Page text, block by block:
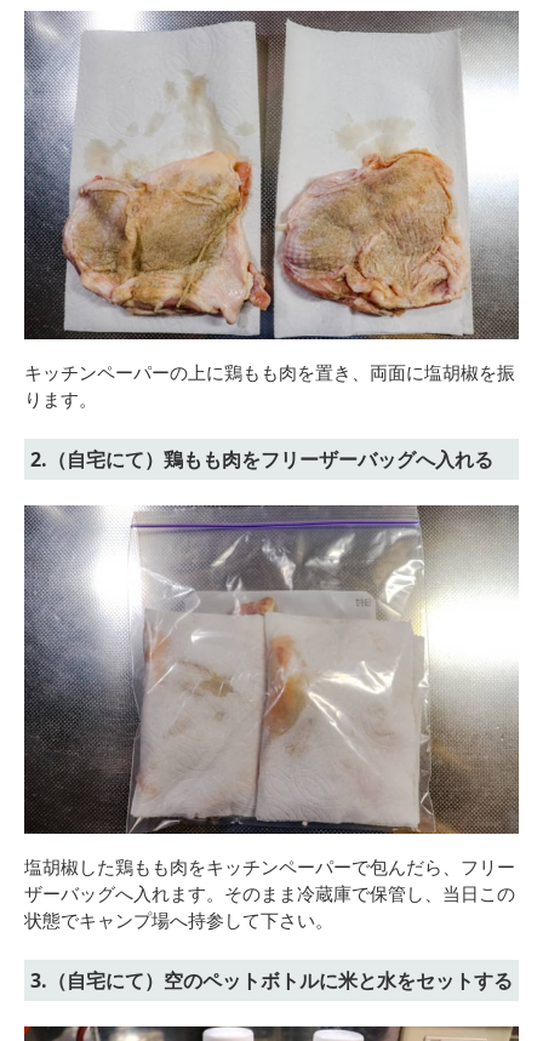
キッチンペーパーの上に鶏もも肉を置き、両面に塩胡椒を振
ります。
2.（自宅にて）鶏もも肉をフリーザーバッグへ入れる
塩胡椒した鶏もも肉をキッチンペーパーで包んだら、フリー
ザーバッグへ入れます。そのまま冷蔵庫で保管し、当日この
状態でキャンプ場へ持参して下さい。
3.（自宅にて）空のペットボトルに米と水をセットする